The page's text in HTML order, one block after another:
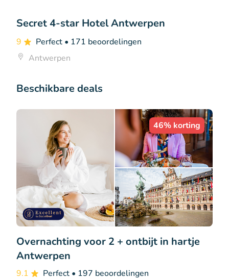
Secret 4-star Hotel Antwerpen
9 Perfect • 171 beoordelingen
Antwerpen
Beschikbare deals
46% korting
Overnachting voor 2 + ontbijt in hartje
Antwerpen
9.1 Perfect • 197 beoordelingen